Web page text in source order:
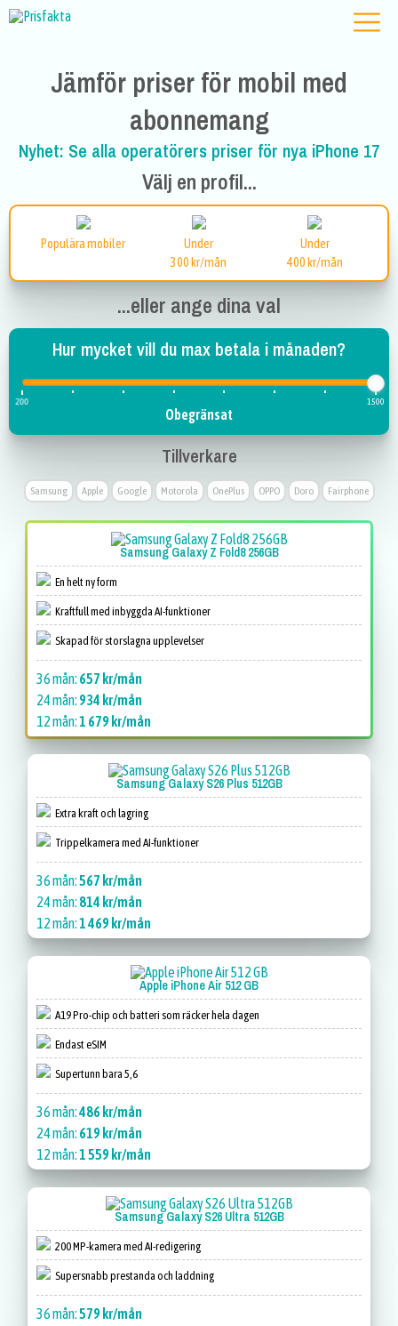
Jämför priser för mobil med
abonnemang
Nyhet: Se alla operatörers priser för nya iPhone 17
Välj en profil...
Populära mobiler
Under
300 kr/mån
Under
400 kr/mån
...eller ange dina val
Hur mycket vill du max betala i månaden?
200 1500
Obegränsat
Tillverkare
Samsung Apple Google Motorola OnePlus OPPO Doro Fairphone
Samsung Galaxy Z Fold8 256GB
En helt ny form
Kraftfull med inbyggda AI-funktioner
Skapad för storslagna upplevelser
36 mån: 657 kr/mån
24 mån: 934 kr/mån
12 mån:1 679 kr/mån
Samsung Galaxy S26 Plus 512GB
Extra kraft och lagring
Trippelkamera med AI-funktioner
36 mån:567 kr/mån
24 mån: 814 kr/mån
12 mån:1 469 kr/mån
Apple iPhone Air 512 GB
A19 Pro-chip och batteri som räcker hela dagen
Endast eSIM
Supertunn bara 5,6
36 mån:486 kr/mån
24 mån: 619 kr/mån
12 mån:1 559 kr/mån
Samsung Galaxy S26 Ultra 512GB
200 MP-kamera med AI-redigering
Supersnabb prestanda och laddning
36 mån:579 kr/mån